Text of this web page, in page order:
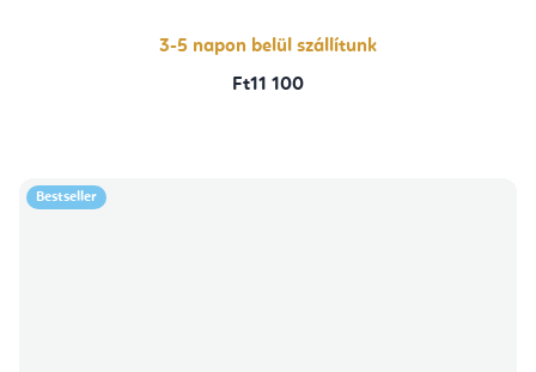
3-5 napon belül szállítunk
Ft11 100
Bestseller